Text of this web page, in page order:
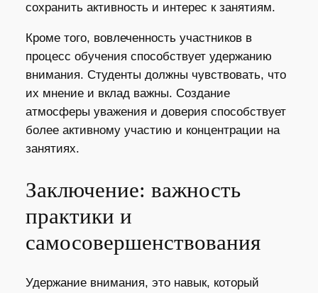
сохранить активность и интерес к занятиям.
Кроме того, вовлеченность участников в
процесс обучения способствует удержанию
внимания. Студенты должны чувствовать, что
их мнение и вклад важны. Создание
атмосферы уважения и доверия способствует
более активному участию и концентрации на
занятиях.
Заключение: важность
практики и
самосовершенствования
Удержание внимания, это навык, который